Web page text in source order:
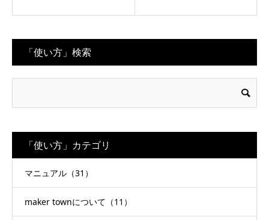
「使い方」検索
「使い方」カテゴリ
マニュアル（31）
maker townについて（11）